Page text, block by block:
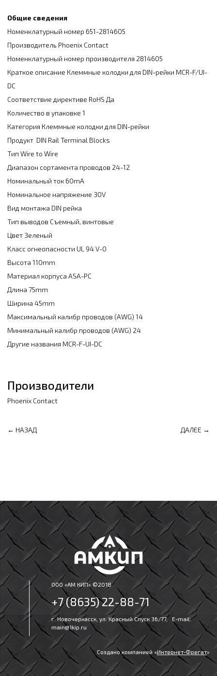
Общие сведения
Номенклатурный номер 651-2814605
Производитель Phoenix Contact
Номенклатурный номер производителя 2814605
Краткое описание Клеммные колодки для DIN-рейки MCR-F/UI-
DC
Соответствие директиве RoHS Да
Количество в упаковке 1
Категория Клеммные колодки для DIN-рейки
Продукт DIN Rail Terminal Blocks
Тип Wire to Wire
Диапазон сортамента проводов 24-12
Номинальный ток 60mA
Номинальное напряжение 30V
Вид монтажа DIN рейка
Тип выводов Съемный, винтовые
Цвет Зеленый
Класс огнеопасности UL 94 V-0
Высота 110mm
Материал корпуса ASA-PC
Длина 75mm
Ширина 45mm
Максимальный калибр проводов (AWG) 14
Минимальный калибр проводов (AWG) 24
Другие названия MCR-F-UI-DC
Производители
Phoenix Contact
← НАЗАД ДАЛЕЕ →
ООО «АМ КИП» ©2018
+7 (8635) 22-88-71
г. Новочеркасск, ул. Красный Спуск 36/77, E-mail:
main@1kip.ru
Создано компанией «Интернет‑Фрегат»